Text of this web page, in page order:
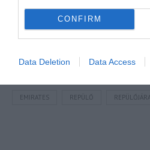
CONFIRM
Data Deletion Data Access
EMIRATES REPÜLŐ